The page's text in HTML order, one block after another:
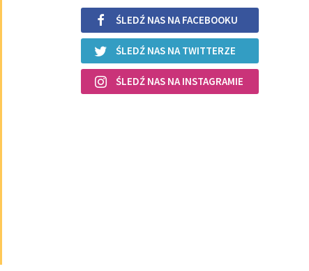
ŚLEDŹ NAS NA FACEBOOKU
ŚLEDŹ NAS NA TWITTERZE
ŚLEDŹ NAS NA INSTAGRAMIE